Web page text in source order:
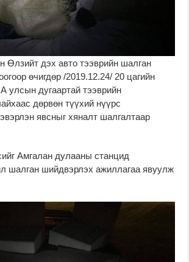
Өлзийт дэх авто тээврийн шалган
өчигдөр /2019.12.24/ 20 цагийн
улсын дугаартай тээврийн
дөрвөн түүхий нүүрс
явсныг хяналт шалгалтаар
Амгалан дулааны станцид
шалган шийдвэрлэх ажиллагаа явуулж